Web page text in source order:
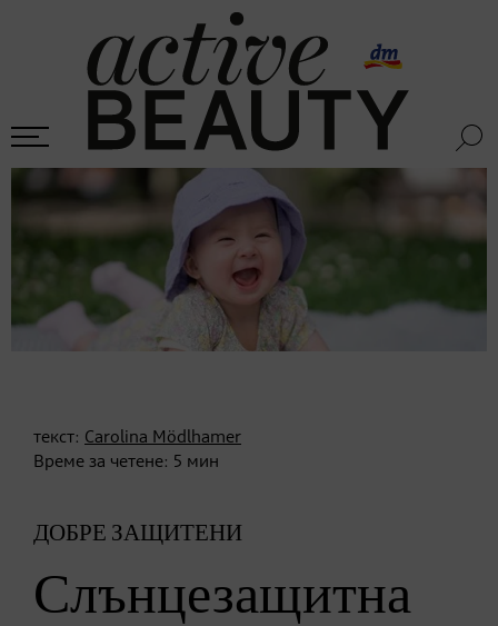
текст: Carolina Mödlhamer
Време за четене: 5 мин
ДОБРЕ ЗАЩИТЕНИ
Слънцезащитна